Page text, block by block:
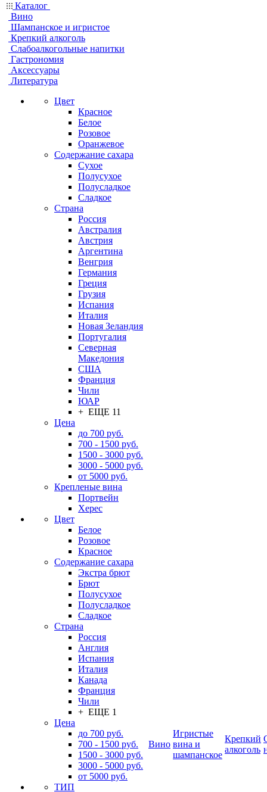
Каталог
Вино
Шампанское и игристое
Крепкий алкоголь
Слабоалкогольные напитки
Гастрономия
Аксессуары
Литература
Цвет
Красное
Белое
Розовое
Оранжевое
Содержание сахара
Сухое
Полусухое
Полусладкое
Сладкое
Страна
Россия
Австралия
Австрия
Аргентина
Венгрия
Германия
Греция
Грузия
Испания
Италия
Новая Зеландия
Португалия
Северная
Македония
США
Франция
Чили
ЮАР
+ ЕЩЕ 11
Цена
до 700 руб.
700 - 1500 руб.
1500 - 3000 руб.
3000 - 5000 руб.
от 5000 руб.
Крепленые вина
Портвейн
Херес
Цвет
Белое
Розовое
Красное
Содержание сахара
Экстра брют
Брют
Полусухое
Полусладкое
Сладкое
Страна
Россия
Англия
Испания
Италия
Канада
Франция
Чили
+ ЕЩЕ 1
Цена
до 700 руб.
700 - 1500 руб.
1500 - 3000 руб.
3000 - 5000 руб.
от 5000 руб.
ТИП
Вино
Игристые
вина и
шампанское
Крепкий
алкоголь